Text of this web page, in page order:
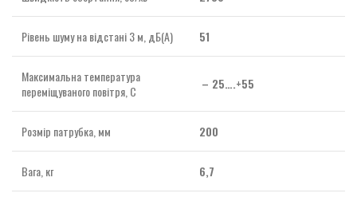
Рівень шуму на відстані 3 м, дБ(А) 51
Максимальна температура
переміщуваного повітря, С
– 25….+55
Розмір патрубка, мм 200
Вага, кг 6,7